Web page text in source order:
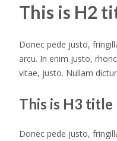
This is H2
Donec pede justo,
arcu. In enim justo,
vitae, justo. Nullam
This is H3 title
Donec pede justo,